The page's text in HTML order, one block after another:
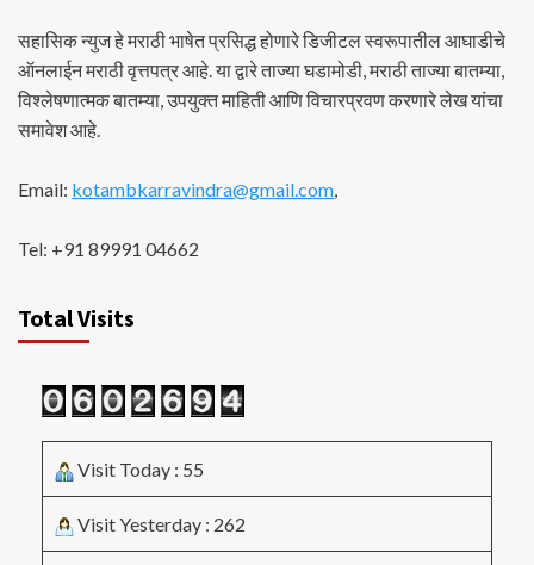
सहासिक न्युज हे मराठी भाषेत प्रसिद्ध होणारे डिजीटल स्वरूपातील आघाडीचे
ऑनलाईन मराठी वृत्तपत्र आहे. या द्वारे ताज्या घडामोडी, मराठी ताज्या बातम्या,
विश्लेषणात्मक बातम्या, उपयुक्त माहिती आणि विचारप्रवण करणारे लेख यांचा
समावेश आहे.
Email: kotambkarravindra@gmail.com,
Tel: +91 89991 04662
Total Visits
Visit Today : 55
Visit Yesterday : 262